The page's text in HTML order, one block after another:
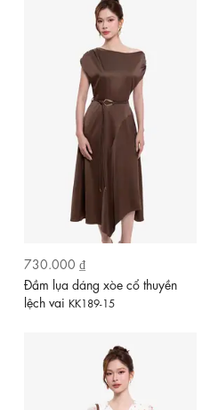
730.000 ₫
Đầm lụa dáng xòe cổ thuyền
lệch vai KK189-15